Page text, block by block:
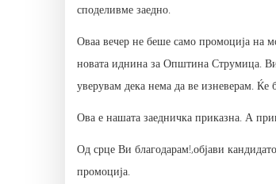
споделивме заедно.
Оваа вечер не беше само промоција на
новата иднина за Општина Струмица.
уверувам дека нема да ве изневерам. Ќе
Ова е нашата заедничка приказна. А
Од срце Ви благодарам!,објави
промоција.